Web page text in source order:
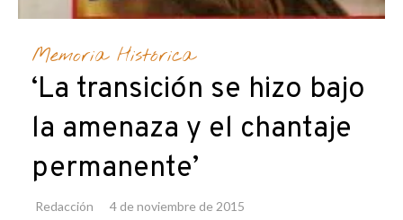
Memoria Histórica
‘La transición se hizo bajo
la amenaza y el chantaje
permanente’
Redacción 4 de noviembre de 2015